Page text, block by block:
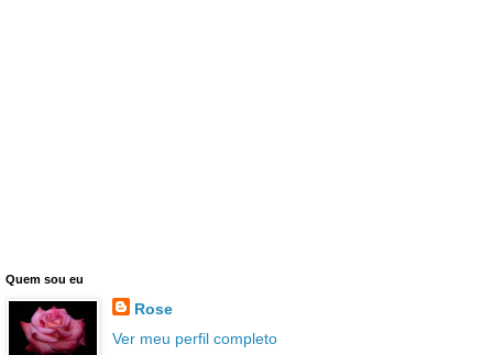
Quem sou eu
Rose
Ver meu perfil completo